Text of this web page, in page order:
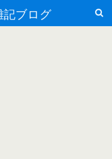
記ブログ